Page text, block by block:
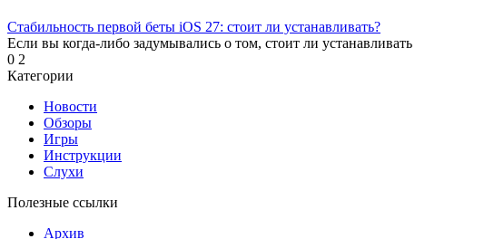
Стабильность первой беты iOS 27: стоит ли устанавливать?
Если вы когда-либо задумывались о том, стоит ли устанавливать
0 2
Категории
Новости
Обзоры
Игры
Инструкции
Слухи
Полезные ссылки
Архив